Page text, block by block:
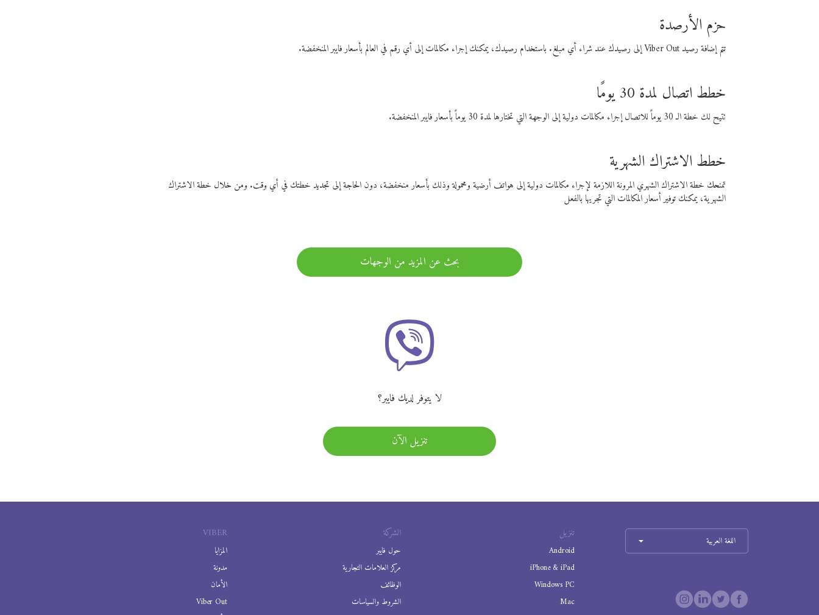
حزم الأرصدة
تتم إضافة رصيد Viber Out إلى رصيدك عند شراء أي مبلغ. باستخدام رصيدك، يمكنك إجراء مكالمات إلى أي رقم في العالم بأسعار فايبر المنخفضة.
خطط اتصال لمدة 30 يومًا
تتيح لك خطة الـ 30 يوماً للاتصال إجراء مكالمات دولية إلى الوجهة التي تختارها لمدة 30 يوماً بأسعار فايبر المنخفضة.
خطط الاشتراك الشهرية
تمنحك خطة الاشتراك الشهري المرونة اللازمة لإجراء مكالمات دولية إلى هواتف أرضية ومحمولة وذلك بأسعار منخفضة، دون الحاجة إلى تجديد خطتك في أي وقت. ومن خلال خطة الاشتراك
الشهرية، يمكنك توفير أسعار المكالمات التي تجريها بالفعل
بحث عن المزيد من الوجهات
لا يتوفر لديك فايبر؟
تنزيل الآن
VIBER
المزايا
مدونة
الأمان
Viber Out
الشركة
حول فايبر
مركز العلامات التجارية
الوظائف
الشروط والسياسات
تنزيل
Android
iPhone & iPad
Windows PC
Mac
اللغة العربية